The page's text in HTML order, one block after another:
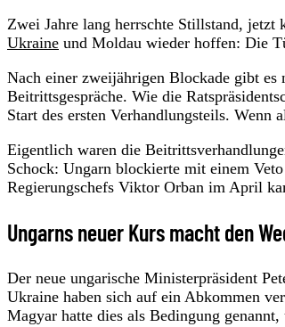
Zwei Jahre lang herrschte Stillstand,
Ukraine und Moldau wieder hoffen: Die
Nach einer zweijährigen Blockade gibt
Beitrittsgespräche. Wie die
Start des ersten Verhandlungsteils.
Eigentlich waren die
Schock: Ungarn blockierte mit einem
Regierungschefs Viktor Orban im April
Ungarns neuer Kurs macht den
Der neue ungarische Ministerpräsident
Ukraine haben sich auf ein Abkommen
Magyar hatte dies als Bedingung